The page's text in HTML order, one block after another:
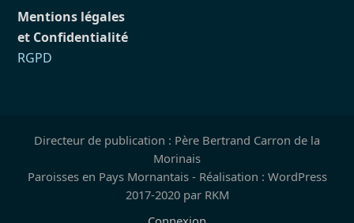
Mentions légales
et Confidentialité
RGPD
Directeur de publication : Père Bertrand Carron de la
Morinais
Paroisses en Pays Mornantais - Réalisation : WordPress
2017-2020 par RKM